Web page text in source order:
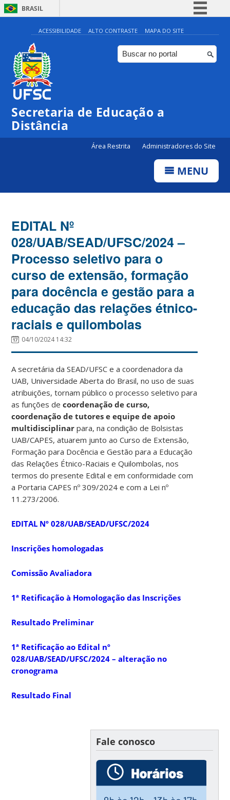
BRASIL
Simplifique!
Comunica BR
Participe
Canais
ACESSIBILIDADE ALTO CONTRASTE MAPA DO SITE
Secretaria de Educação a
Distância
Área Restrita Administradores do Site
MENU
EDITAL Nº
028/UAB/SEAD/UFSC/2024 –
Processo seletivo para o
curso de extensão, formação
para docência e gestão para a
educação das relações étnico-
raciais e quilombolas
04/10/2024 14:32
A secretária da SEAD/UFSC e a coordenadora da
UAB, Universidade Aberta do Brasil, no uso de suas
atribuições, tornam público o processo seletivo para
as funções decoordenação de curso,
coordenação de tutores e equipe de apoio
multidisciplinar para, na condição de Bolsistas
UAB/CAPES, atuarem junto ao Curso de Extensão,
Formação para Docência e Gestão para a Educação
das Relações Étnico-Raciais e Quilombolas, nos
termos do presente Edital e em conformidade com
a Portaria CAPES nº 309/2024 e com a Lei nº
11.273/2006.
EDITAL Nº 028/UAB/SEAD/UFSC/2024
Inscrições homologadas
Comissão Avaliadora
1ª Retificação à Homologação das Inscrições
Resultado Preliminar
1ª Retificação ao Edital nº
028/UAB/SEAD/UFSC/2024 – alteração no
cronograma
Resultado Final
Fale conosco